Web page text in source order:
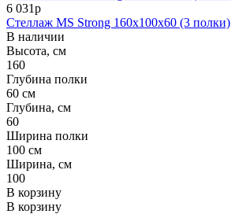
6 031р
Стеллаж MS Strong 160x100x60 (3 полки)
В наличии
Высота, см
160
Глубина полки
60 см
Глубина, см
60
Ширина полки
100 см
Ширина, см
100
В корзину
В корзину